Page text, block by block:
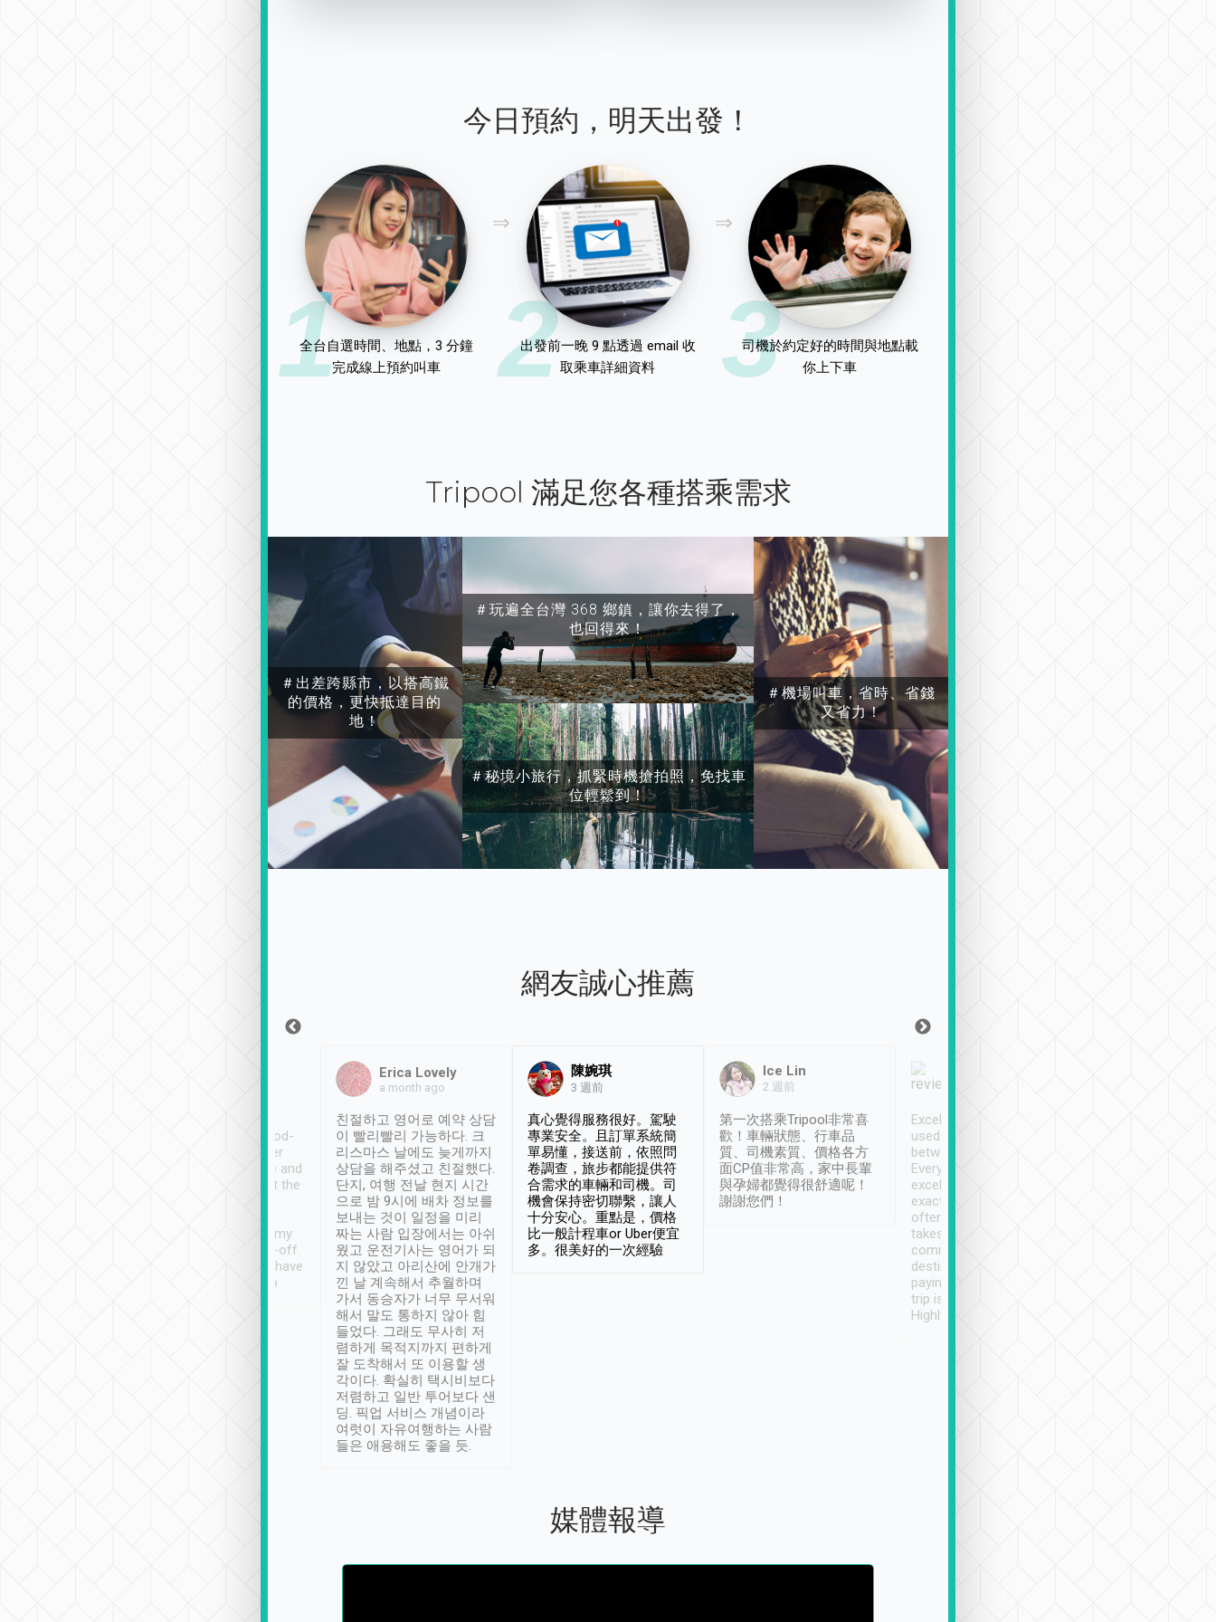
今日預約，明天出發！
1
全台自選時間、地點，3 分鐘
完成線上預約叫車
2
出發前一晚 9 點透過 email 收
取乘車詳細資料
3
司機於約定好的時間與地點載
你上下車
Tripool 滿足您各種搭乘需求
＃出差跨縣市，以搭高鐵
的價格，更快抵達目的
地！
＃玩遍全台灣 368 鄉鎮，讓你去得了，
也回得來！
＃秘境小旅行，抓緊時機搶拍照，免找車
位輕鬆到！
＃機場叫車，省時、省錢
又省力！
網友誠心推薦
service, vehicles in good-
condition and the driver
service was awesome and
thoughtful. Driver went the
have safely arrived at my
destination after drop-off.
Definitely something I have
not seen elsewhere 👍
Erica Lovely
a month ago
친절하고 영어로 예약 상담
이 빨리빨리 가능하다. 크
리스마스 날에도 늦게까지
상담을 해주셨고 친절했다.
단지, 여행 전날 현지 시간
으로 밤 9시에 배차 정보를
보내는 것이 일정을 미리
짜는 사람 입장에서는 아쉬
웠고 운전기사는 영어가 되
지 않았고 아리산에 안개가
낀 날 계속해서 추월하며
가서 동승자가 너무 무서워
해서 말도 통하지 않아 힘
들었다. 그래도 무사히 저
렴하게 목적지까지 편하게
잘 도착해서 또 이용할 생
각이다. 확실히 택시비보다
저렴하고 일반 투어보다 샌
딩. 픽업 서비스 개념이라
여럿이 자유여행하는 사람
들은 애용해도 좋을 듯.
陳婉琪
3 週前
真心覺得服務很好。駕駛
專業安全。且訂單系統簡
單易懂，接送前，依照問
卷調查，旅步都能提供符
合需求的車輛和司機。司
機會保持密切聯繫，讓人
十分安心。重點是，價格
比一般計程車or Uber便宜
多。很美好的一次經驗
Ice Lin
2 週前
第一次搭乘Tripool非常喜
歡！車輛狀態、行車品
質、司機素質、價格各方
面CP值非常高，家中長輩
與孕婦都覺得很舒適呢！
謝謝您們！
Excellent service. We have
used Tripool to travel
between cities in Taiwan.
Every driver has been
excellent and arrives
exactly on time. As there is
often limited English it
takes the difficulty out of
communicating the
destination details and
paying online prior to the
trip is very convenient.
Highly recommended
媒體報導